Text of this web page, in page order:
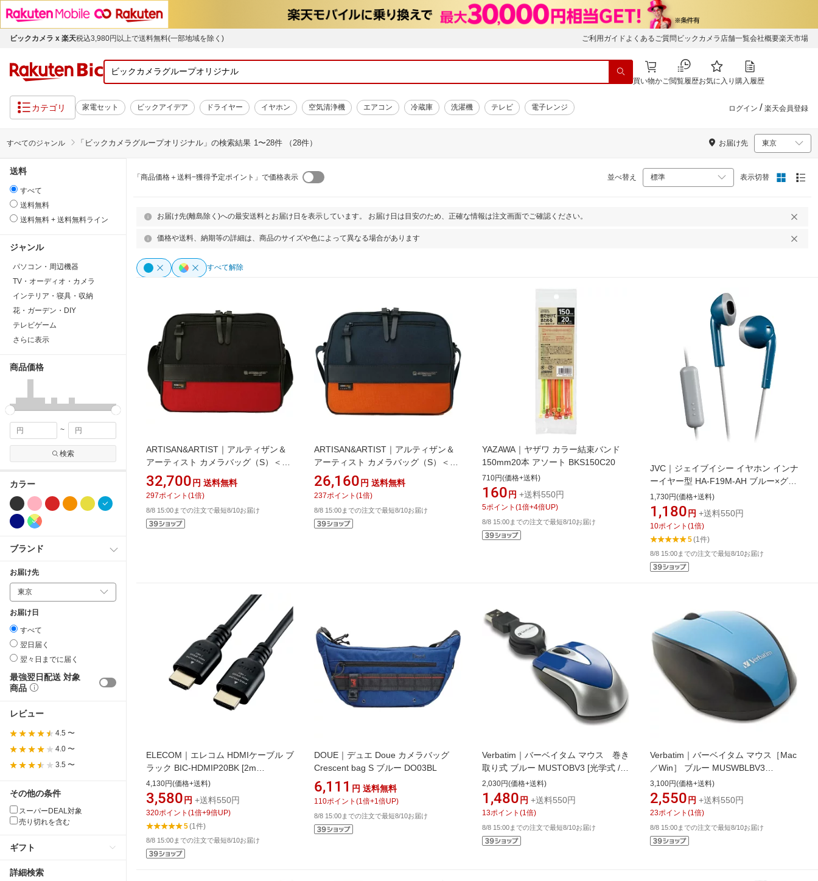
ビックカメラ x 楽天税込3,980円以上で送料無料(一部地域を除く) ご利用ガイド よくあるご質問 ビックカメラ店舗一覧会社概要楽天市場
買い物かご閲覧履歴お気に入り 購入履歴
カテゴリ 家電セット ビックアイデア ドライヤー イヤホン 空気清浄機 エアコン 冷蔵庫 洗濯機 テレビ 電子レンジ ログイン / 楽天会員登録
すべてのジャンル 「 ビックカメラグループオリジナル 」の検索結果 1〜28件 （28件） お届け先
送料
すべて
送料無料
送料無料 + 送料無料ライン
ジャンル
パソコン・周辺機器
TV・オーディオ・カメラ
インテリア・寝具・収納
花・ガーデン・DIY
テレビゲーム
さらに表示
商品価格
~
検索
カラー
ブランド
お届け先
お届け日
すべて
翌日届く
翌々日までに届く
最強翌日配送 対象
商品
レビュー
4.5 〜
4.0 〜
3.5 〜
その他の条件
スーパーDEAL対象
売り切れを含む
ギフト
詳細検索
「商品価格＋送料−獲得予定ポイント」で価格表示 並べ替え 表示切替
お届け先(離島除く)への最安送料とお届け日を表示しています。 お届け日は目安のため、正確な情報は注文画面でご確認ください。
価格や送料、納期等の詳細は、商品のサイズや色によって異なる場合があります
すべて解除
ARTISAN&ARTIST｜アルティザン＆
アーティスト カメラバッグ（S）＜
ICAMシリーズ＞ ブラック×レッド
ICAM-11B BKRE[ICAM11BBKRE]
32,700 円 送料無料
297ポイント (1 倍)
8/8 15:00までの注文で最短8/10お届け
ARTISAN&ARTIST｜アルティザン＆
アーティスト カメラバッグ（S）＜
ICAMシリーズ＞ ネイビー×オレンジ
ICAM-11B NYOR[ICAM11BNYOR]
26,160 円 送料無料
237ポイント (1 倍)
8/8 15:00までの注文で最短8/10お届け
YAZAWA｜ヤザワ カラー結束バンド
150mm20本 アソート BKS150C20
710円(価格+送料)
160 円 +送料550円
5ポイント (1 倍+4倍UP)
8/8 15:00までの注文で最短8/10お届け
JVC｜ジェイブイシー イヤホン インナ
ーイヤー型 HA-F19M-AH ブルー×グレ
ー [インナーイヤー型 /φ3.5mm ミニプ
ラグ][HAF19MAH]
1,730円(価格+送料)
1,180 円 +送料550円
10ポイント (1 倍)
5(1件)
8/8 15:00までの注文で最短8/10お届け
ELECOM｜エレコム HDMIケーブル ブ
ラック BIC-HDMIP20BK [2m
/HDMI⇔HDMI /イーサネット対応]
【point_rb】【point_rb】【point_rb】
4,130円(価格+送料)
3,580 円 +送料550円
320ポイント (1 倍+9倍UP)
5(1件)
8/8 15:00までの注文で最短8/10お届け
DOUE｜デュエ Doue カメラバッグ
Crescent bag S ブルー DO03BL
6,111 円 送料無料
110ポイント (1 倍+1 倍UP)
8/8 15:00までの注文で最短8/10お届け
Verbatim｜バーベイタム マウス 巻き
取り式 ブルー MUSTOBV3 [光学式 /有
線 /3ボタン /USB]
2,030円(価格+送料)
1,480 円 +送料550円
13ポイント (1 倍)
8/8 15:00までの注文で最短8/10お届け
Verbatim｜バーベイタム マウス［Mac
／Win］ ブルー MUSWBLBV3
[BlueLED /無線(ワイヤレス) /3ボタン
/USB]
3,100円(価格+送料)
2,550 円 +送料550円
23ポイント (1 倍)
8/8 15:00までの注文で最短8/10お届け